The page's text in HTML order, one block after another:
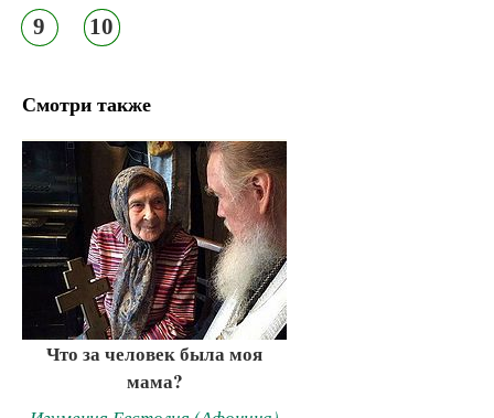
9 10
Смотри также
Что за человек была моя
мама?